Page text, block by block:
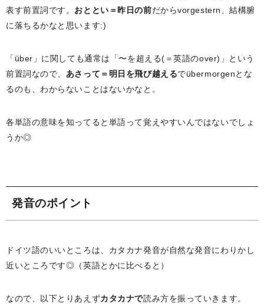
表す前置詞です。 おととい＝昨日の前だからvorgestern、結構腑
に落ちるかなと思います:)
「über」に関しても通常は「〜を超える(＝英語のover)」という
前置詞なので、 あさって＝明日を飛び越えるでübermorgenとな
るのも、わからないことはないかなと。
各単語の意味を知ってると単語って覚えやすいんではないでしょ
うか◎
発音のポイント
ドイツ語のいいところは、カタカナ発音が自然な発音にわりかし
近いところです◎（英語とかに比べると）
なので、以下とりあえずカタカナで読み方を振っていきます。